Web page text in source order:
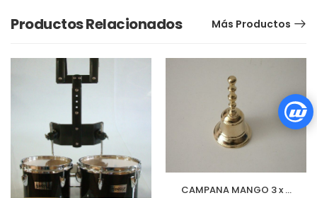
Productos Relacionados Más Productos
CAMPANA MANGO 3 x 6